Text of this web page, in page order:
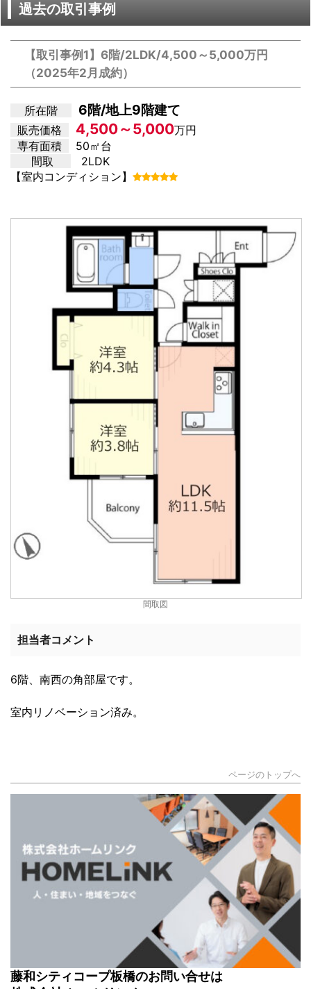
過去の取引事例
【取引事例1】6階/2LDK/4,500～5,000万円
（2025年2月成約）
所在階 6階/地上9階建て
販売価格 4,500～5,000万円
専有面積
50㎡台
間取
2LDK
【室内コンディション】
間取図
担当者コメント
6階、南西の角部屋です。
室内リノベーション済み。
ページのトップへ
藤和シティコープ板橋のお問い合せは